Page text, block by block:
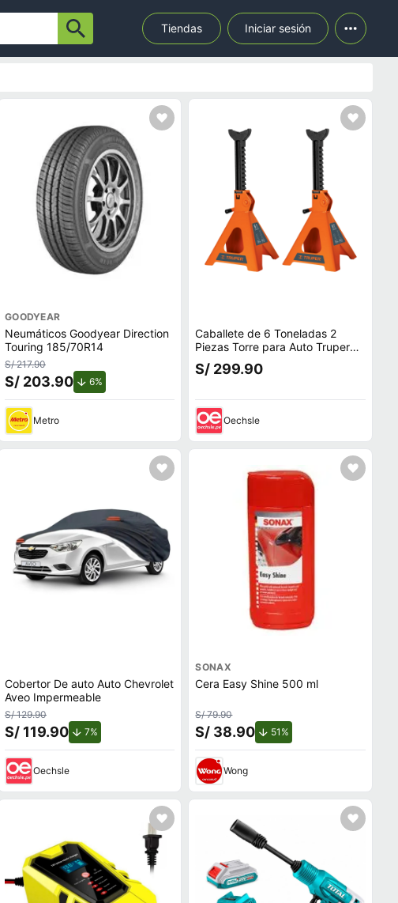
Tiendas Iniciar sesión
GOODYEAR
Neumáticos Goodyear Direction
Touring 185/70R14
S/ 217.90
S/ 203.90 6%de descuento.
Metro
Caballete de 6 Toneladas 2
Piezas Torre para Auto Truper
14845
S/ 299.90
Oechsle
Cobertor De auto Auto Chevrolet
Aveo Impermeable
S/ 129.90
S/ 119.90 7%de descuento.
Oechsle
SONAX
Cera Easy Shine 500 ml
S/ 79.90
S/ 38.90 51%
Wong